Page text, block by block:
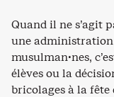
Quand il ne s’agit
une administration
musulman·nes,
élèves ou la
bricolages à la fête